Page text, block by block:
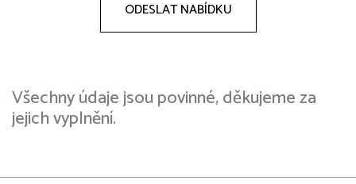
ODESLAT NABÍDKU
Všechny údaje jsou povinné, děkujeme za
jejich vyplnění.